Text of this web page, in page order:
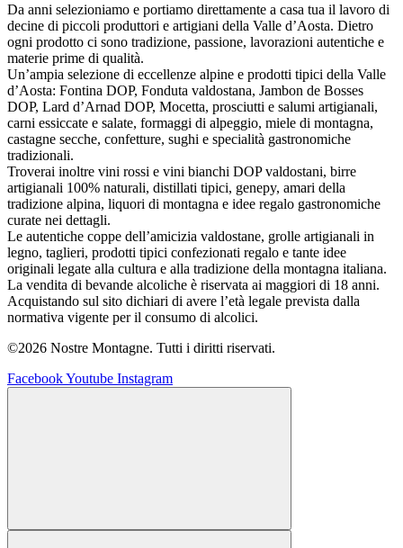
Da anni selezioniamo e portiamo direttamente a casa tua il lavoro di
decine di piccoli produttori e artigiani della Valle d’Aosta. Dietro
ogni prodotto ci sono tradizione, passione, lavorazioni autentiche e
materie prime di qualità.
Un’ampia selezione di eccellenze alpine e prodotti tipici della Valle
d’Aosta: Fontina DOP, Fonduta valdostana, Jambon de Bosses
DOP, Lard d’Arnad DOP, Mocetta, prosciutti e salumi artigianali,
carni essiccate e salate, formaggi di alpeggio, miele di montagna,
castagne secche, confetture, sughi e specialità gastronomiche
tradizionali.
Troverai inoltre vini rossi e vini bianchi DOP valdostani, birre
artigianali 100% naturali, distillati tipici, genepy, amari della
tradizione alpina, liquori di montagna e idee regalo gastronomiche
curate nei dettagli.
Le autentiche coppe dell’amicizia valdostane, grolle artigianali in
legno, taglieri, prodotti tipici confezionati regalo e tante idee
originali legate alla cultura e alla tradizione della montagna italiana.
La vendita di bevande alcoliche è riservata ai maggiori di 18 anni.
Acquistando sul sito dichiari di avere l’età legale prevista dalla
normativa vigente per il consumo di alcolici.
©2026 Nostre Montagne. Tutti i diritti riservati.
FacebookYoutube Instagram